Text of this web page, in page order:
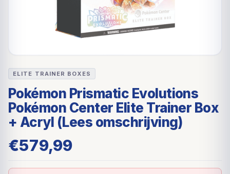
ELITE TRAINER BOXES
Pokémon Prismatic Evolutions
Pokémon Center Elite Trainer Box
+ Acryl (Lees omschrijving)
€579,99